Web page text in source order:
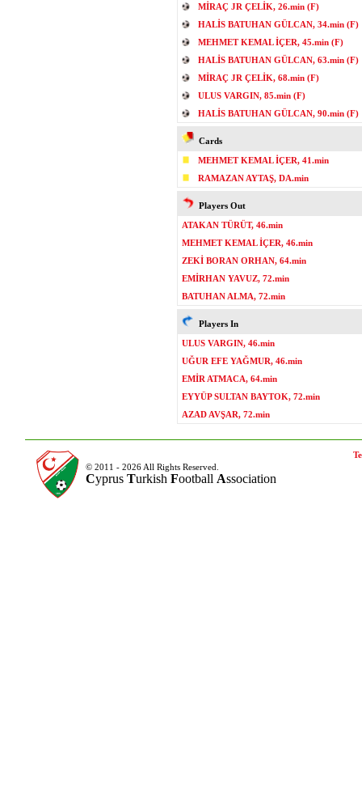
MİRAÇ JR ÇELİK, 26.min (F)
HALİS BATUHAN GÜLCAN, 34.min (F)
MEHMET KEMAL İÇER, 45.min (F)
HALİS BATUHAN GÜLCAN, 63.min (F)
MİRAÇ JR ÇELİK, 68.min (F)
ULUS VARGIN, 85.min (F)
HALİS BATUHAN GÜLCAN, 90.min (F)
Cards
MEHMET KEMAL İÇER, 41.min
RAMAZAN AYTAŞ, DA.min
Players Out
ATAKAN TÜRÜT, 46.min
MEHMET KEMAL İÇER, 46.min
ZEKİ BORAN ORHAN, 64.min
EMİRHAN YAVUZ, 72.min
BATUHAN ALMA, 72.min
Players In
ULUS VARGIN, 46.min
UĞUR EFE YAĞMUR, 46.min
EMİR ATMACA, 64.min
EYYÜP SULTAN BAYTOK, 72.min
AZAD AVŞAR, 72.min
© 2011 - 2026 All Rights Reserved.
Cyprus Turkish Football Association